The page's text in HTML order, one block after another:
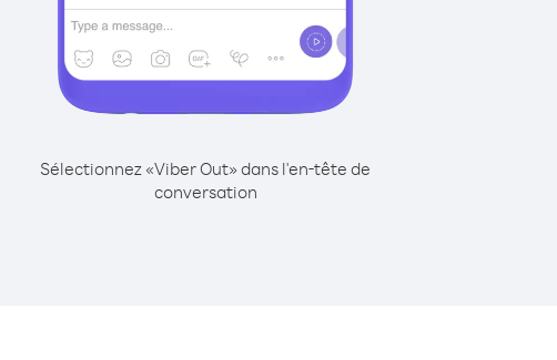
Sélectionnez «Viber Out» dans l'en-tête de
conversation